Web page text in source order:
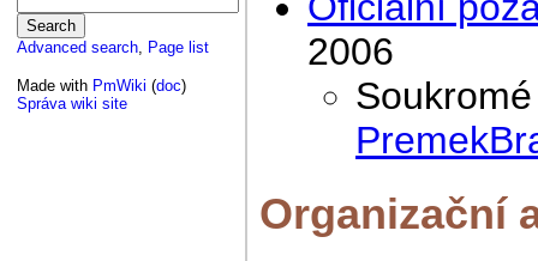
Advanced search, Page list
Made with PmWiki (doc)
Správa wiki site
2006
Organizační